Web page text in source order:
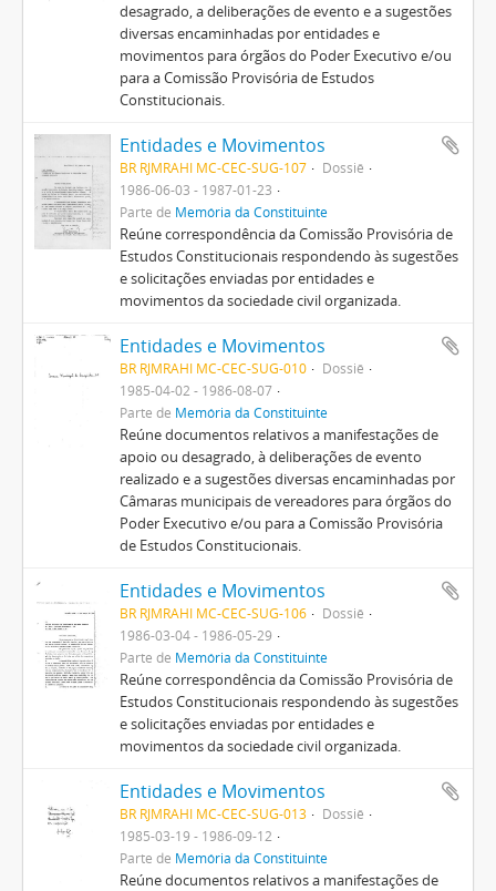
desagrado, a deliberações de evento e a sugestões
diversas encaminhadas por entidades e
movimentos para órgãos do Poder Executivo e/ou
para a Comissão Provisória de Estudos
Constitucionais.
Entidades e Movimentos
BR RJMRAHI MC-CEC-SUG-107
Dossiê
1986-06-03 - 1987-01-23
Parte de Memória da Constituinte
Reúne correspondência da Comissão Provisória de
Estudos Constitucionais respondendo às sugestões
e solicitações enviadas por entidades e
movimentos da sociedade civil organizada.
Entidades e Movimentos
BR RJMRAHI MC-CEC-SUG-010
Dossiê
1985-04-02 - 1986-08-07
Parte de Memória da Constituinte
Reúne documentos relativos a manifestações de
apoio ou desagrado, à deliberações de evento
realizado e a sugestões diversas encaminhadas por
Câmaras municipais de vereadores para órgãos do
Poder Executivo e/ou para a Comissão Provisória
de Estudos Constitucionais.
Entidades e Movimentos
BR RJMRAHI MC-CEC-SUG-106
Dossiê
1986-03-04 - 1986-05-29
Parte de Memória da Constituinte
Reúne correspondência da Comissão Provisória de
Estudos Constitucionais respondendo às sugestões
e solicitações enviadas por entidades e
movimentos da sociedade civil organizada.
Entidades e Movimentos
BR RJMRAHI MC-CEC-SUG-013
Dossiê
1985-03-19 - 1986-09-12
Parte de Memória da Constituinte
Reúne documentos relativos a manifestações de